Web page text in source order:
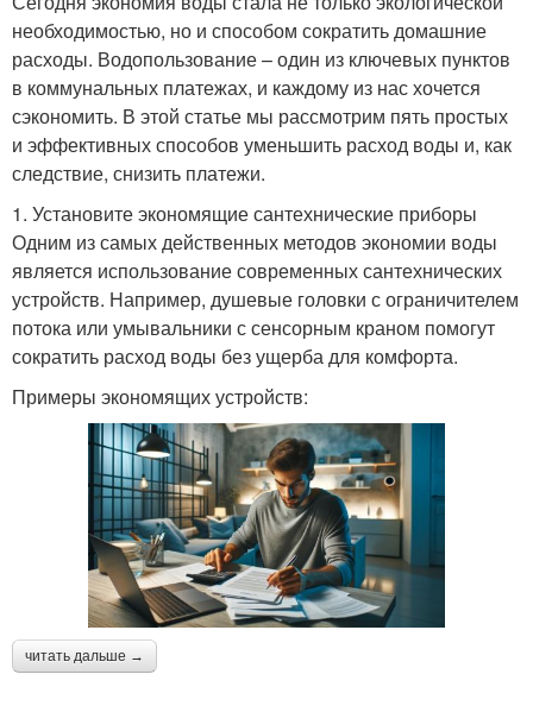
необходимостью, но и способом сократить домашние
расходы. Водопользование – один из ключевых пунктов
в коммунальных платежах, и каждому из нас хочется
сэкономить. В этой статье мы рассмотрим пять простых
и эффективных способов уменьшить расход воды и, как
следствие, снизить платежи.
1. Установите экономящие сантехнические приборы
Одним из самых действенных методов экономии воды
является использование современных сантехнических
устройств. Например, душевые головки с ограничителем
потока или умывальники с сенсорным краном помогут
сократить расход воды без ущерба для комфорта.
Примеры экономящих устройств:
читать дальше →